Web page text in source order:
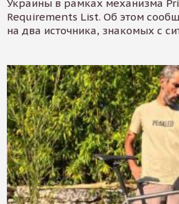
Украины в рамках механизма
Requirements List. Об этом
на два источника, знакомых с